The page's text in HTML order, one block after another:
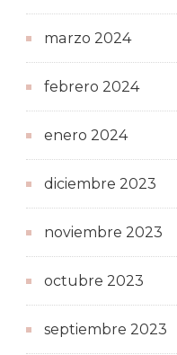
marzo 2024
febrero 2024
enero 2024
diciembre 2023
noviembre 2023
octubre 2023
septiembre 2023